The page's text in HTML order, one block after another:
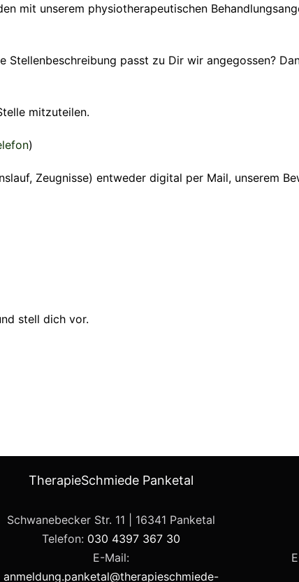
mit unserem physiotherapeutischen
Stellenbeschreibung passt zu Dir wir angegossen?
mitzuteilen.
)
Zeugnisse) entweder digital per Mail, unserem
stell dich vor.
TherapieSchmiede Panketal
Schwanebecker Str. 11 | 16341 Panketal
Telefon: 030 4397 367 30
E-Mail:
anmeldung.panketal@therapieschmiede-